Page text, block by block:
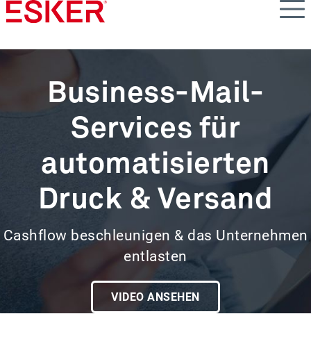
Skip
to
content
Business-Mail-
Services für
automatisierten
Druck & Versand
Cashflow beschleunigen & das Unternehmen
entlasten
VIDEO ANSEHEN